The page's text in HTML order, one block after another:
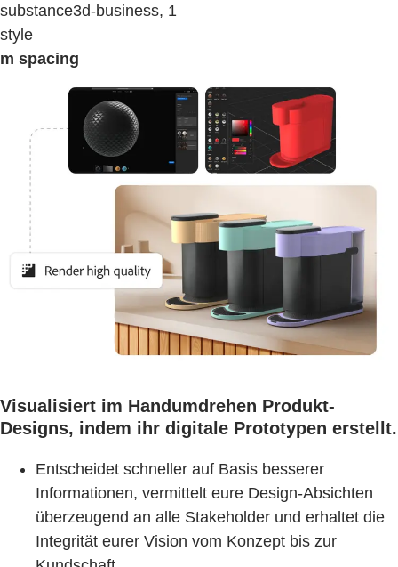
substance3d-business, 1
style
m spacing
Visualisiert im Handumdrehen Produkt-
Designs, indem ihr digitale Prototypen erstellt.
Entscheidet schneller auf Basis besserer
Informationen, vermittelt eure Design-Absichten
überzeugend an alle Stakeholder und erhaltet die
Integrität eurer Vision vom Konzept bis zur